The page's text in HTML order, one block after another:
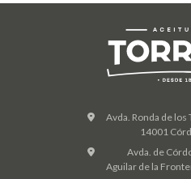
Avda. Ronda de los
14001
Avda. de
Aguilar de la